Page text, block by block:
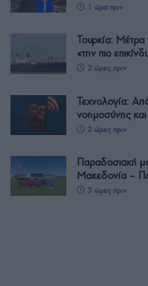
1 ώρα πριν
Τουρκία: Μέτρα
«την πιο
2 ώρες πριν
Τεχνολογία:
νοημοσύνης
2 ώρες πριν
Παραδοσιακή
Μακεδονία –
3 ώρες πριν